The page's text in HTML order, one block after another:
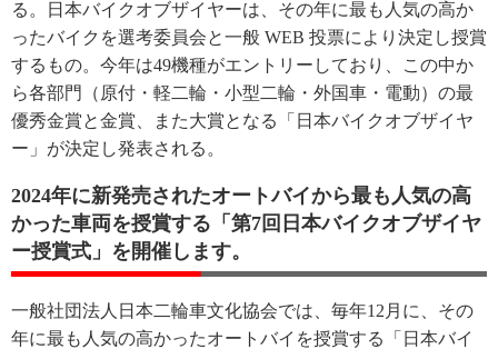
る。日本バイクオブザイヤーは、その年に最も人気の高か
ったバイクを選考委員会と一般 WEB 投票により決定し授賞
するもの。今年は49機種がエントリーしており、この中か
ら各部門（原付・軽二輪・小型二輪・外国車・電動）の最
優秀金賞と金賞、また大賞となる「日本バイクオブザイヤ
ー」が決定し発表される。
2024年に新発売されたオートバイから最も人気の高
かった車両を授賞する「第7回日本バイクオブザイヤ
ー授賞式」を開催します。
一般社団法人日本二輪車文化協会では、毎年12月に、その
年に最も人気の高かったオートバイを授賞する「日本バイ